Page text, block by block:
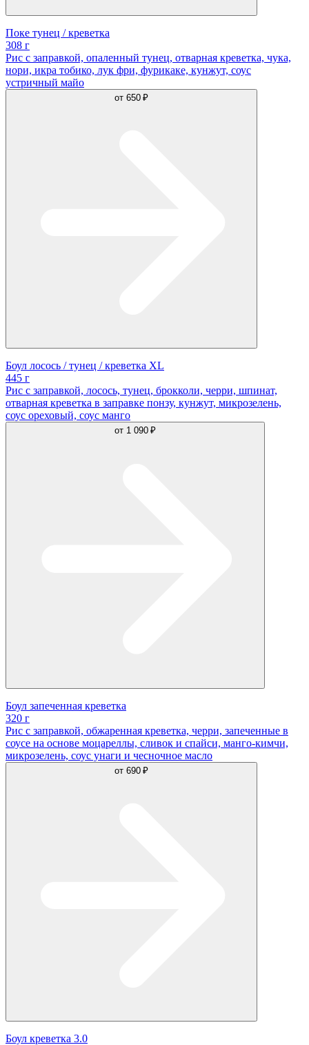
Поке тунец / креветка
308 г
Рис с заправкой, опаленный тунец, отварная креветка, чука,
нори, икра тобико, лук фри, фурикаке, кунжут, соус
устричный майо
от 650 ₽
Боул лосось / тунец / креветка XL
445 г
Рис с заправкой, лосось, тунец, брокколи, черри, шпинат,
отварная креветка в заправке понзу, кунжут, микрозелень,
соус ореховый, соус манго
от 1 090 ₽
Боул запеченная креветка
320 г
Рис с заправкой, обжаренная креветка, черри, запеченные в
соусе на основе моцареллы, сливок и спайси, манго-кимчи,
микрозелень, соус унаги и чесночное масло
от 690 ₽
Боул креветка 3.0